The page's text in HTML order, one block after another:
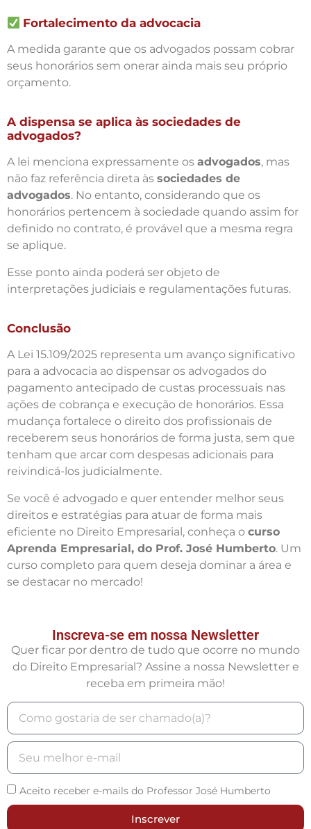
Fortalecimento da advocacia
A medida garante que os advogados possam cobrar
seus honorários sem onerar ainda mais seu próprio
orçamento.
A dispensa se aplica às sociedades de
advogados?
A lei menciona expressamente os advogados, mas
não faz referência direta às sociedades de
advogados. No entanto, considerando que os
honorários pertencem à sociedade quando assim for
definido no contrato, é provável que a mesma regra
se aplique.
Esse ponto ainda poderá ser objeto de
interpretações judiciais e regulamentações futuras.
Conclusão
A Lei 15.109/2025 representa um avanço significativo
para a advocacia ao dispensar os advogados do
pagamento antecipado de custas processuais nas
ações de cobrança e execução de honorários. Essa
mudança fortalece o direito dos profissionais de
receberem seus honorários de forma justa, sem que
tenham que arcar com despesas adicionais para
reivindicá-los judicialmente.
Se você é advogado e quer entender melhor seus
direitos e estratégias para atuar de forma mais
eficiente no Direito Empresarial, conheça o curso
Aprenda Empresarial, do Prof. José Humberto. Um
curso completo para quem deseja dominar a área e
se destacar no mercado!
Inscreva-se em nossa Newsletter
Quer ficar por dentro de tudo que ocorre no mundo
do Direito Empresarial? Assine a nossa Newsletter e
receba em primeira mão!
Aceito receber e-mails do Professor José Humberto
Inscrever